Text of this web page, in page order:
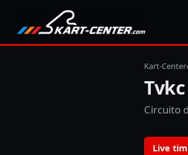
Kart-Center
Tvkc
Circuito
Live